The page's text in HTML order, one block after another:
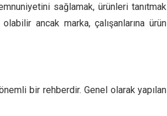
sağlamak, ürünleri tanıtmak
ancak marka, çalışanlarına ürün
bir rehberdir. Genel olarak yapılan